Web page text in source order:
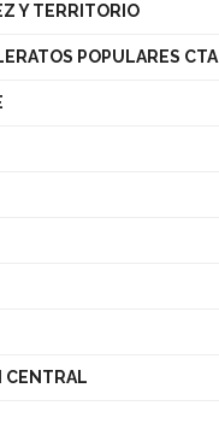
Y TERRITORIO
POPULARES CTA
CENTRAL